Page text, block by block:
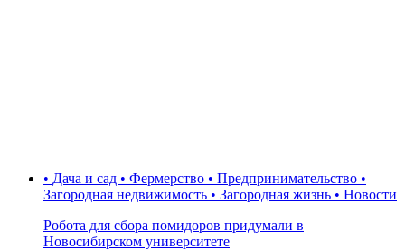
• Дача и сад • Фермерство • Предпринимательство •
Загородная недвижимость • Загородная жизнь • Новости
Робота для сбора помидоров придумали в
Новосибирском университете